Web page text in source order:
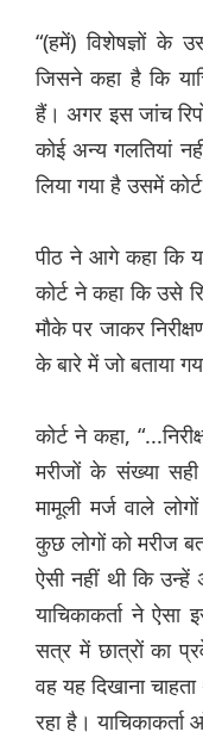
“(हमें) विशेषज्ञों के
जिसने कहा है कि
हैं। अगर इस जांच
कोई अन्य गलतियां
लिया गया है उसमें
पीठ ने आगे कहा कि
कोर्ट ने कहा कि उसे
मौके पर जाकर
के बारे में जो बताया
कोर्ट ने कहा,
मरीजों के संख्या
मामूली मर्ज वाले
कुछ लोगों को मरीज
ऐसी नहीं थी कि
याचिकाकर्ता ने
सत्र में छात्रों का
वह यह दिखाना
रहा है।